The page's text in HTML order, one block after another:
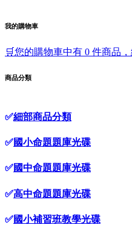
我的購物車
🛒您的購物車中有 0 件商品
商品分類
✅細部商品分類
✅國小命題題庫光碟
✅國中命題題庫光碟
✅高中命題題庫光碟
✅國小補習班教學光碟